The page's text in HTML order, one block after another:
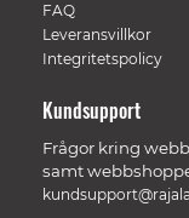
FAQ
Leveransvillkor
Integritetspolicy
Kundsupport
Frågor kring
samt